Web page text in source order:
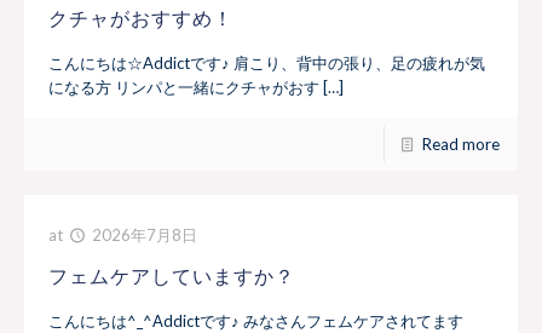
クチャがおすすめ！
こんにちは☆Addictです♪ 肩こり、背中の張り、足の疲れが気
になる方 リンパと一緒にクチャがおす […]
Read more
at 2026年7月8日
フェムケアしていますか？
こんにちは^_^Addictです♪ みなさんフェムケアされてます